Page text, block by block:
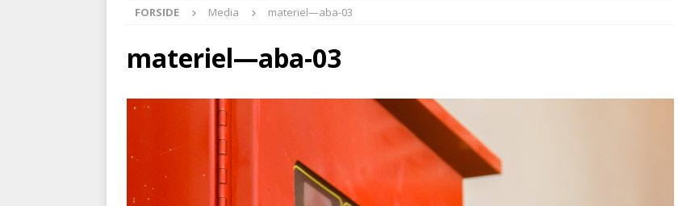
[ 5. august 2026 ]
Ny ambulance og el-sygetransportvogn til Samsø
[ 4. august 2026 ]
Brandvæsenerne brugte lidt længere tid på at komme af sted i 2025
[ 4. august 2026 ] Ny treårig politiuddannelse skal ruste betjentene til mere kompleks
[ 6. august 2026 ]
Brandvæsenernes gennemsnitlige responstid steg med 9 sekunder i 2025
BRANDVÆSEN
FORSIDE Media materiel—aba-03
materiel—aba-03